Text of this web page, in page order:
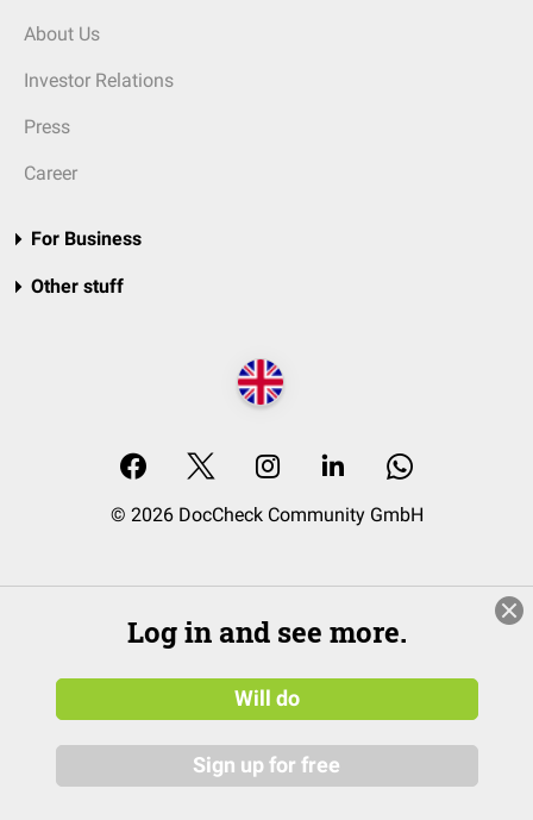
About Us
Investor Relations
Press
Career
For Business
Other stuff
© 2026 DocCheck Community GmbH
Log in and see more.
Will do
Sign up for free